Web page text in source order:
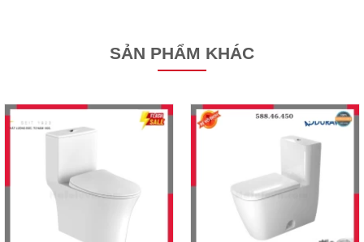
SẢN PHẨM KHÁC